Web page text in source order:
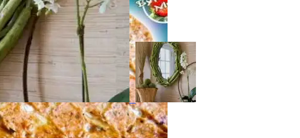
Для Вашего Сада